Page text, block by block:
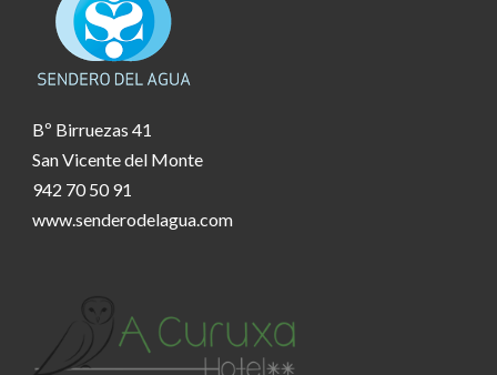
Bº Birruezas 41
San Vicente del Monte
942 70 50 91
www.senderodelagua.com